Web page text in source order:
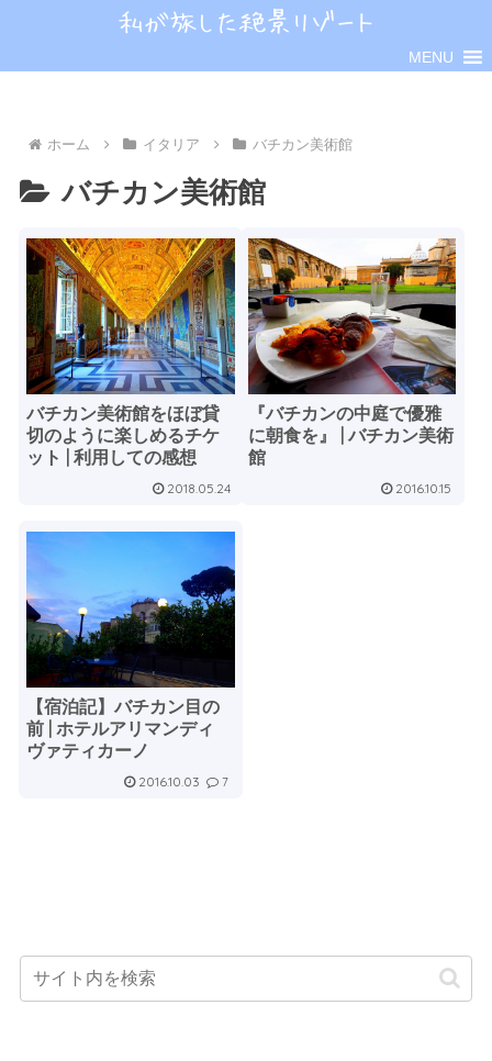
MENU
ホーム イタリア バチカン美術館
バチカン美術館
バチカン美術館をほぼ貸
切のように楽しめるチケ
ット | 利用しての感想
2018.05.24
『バチカンの中庭で優雅
に朝食を』 | バチカン美術
館
2016.10.15
【宿泊記】バチカン目の
前 | ホテルアリマンディ
ヴァティカーノ
2016.10.03 7